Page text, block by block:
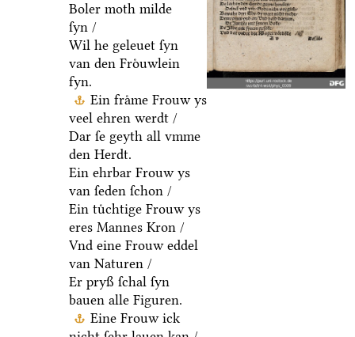
Boler moth milde
ſyn /
Wil he geleuet ſyn
van den Froͤuwlein
fyn.
Ein fraͤme Frouw ys
veel ehren werdt /
Dar ſe geyth all vmme
den Herdt.
Ein ehrbar Frouw ys
van ſeden ſchon /
Ein tuͤchtige Frouw ys
eres Mannes Kron /
Vnd eine Frouw eddel
van Naturen /
Er pryß ſchal ſyn
bauen alle Figuren.
Eine Frouw ick